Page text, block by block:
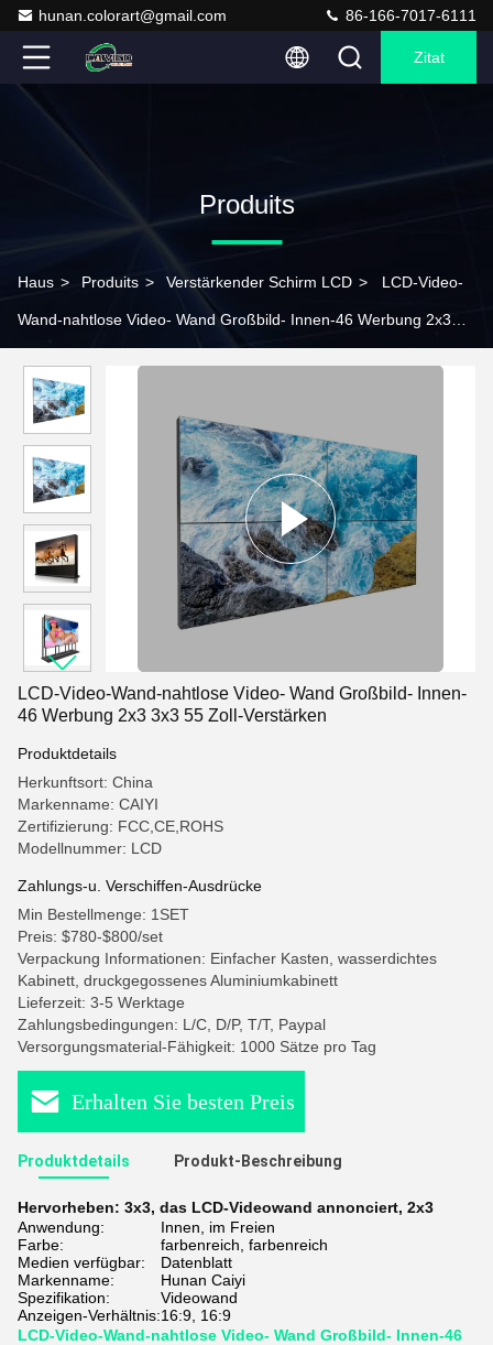
hunan.colorart@gmail.com 86-166-7017-6111
Zitat
Produits
Haus > Produits > Verstärkender Schirm LCD > LCD-Video-
Wand-nahtlose Video- Wand Großbild- Innen-46 Werbung 2x3
LCD-Video-Wand-nahtlose Video- Wand Großbild- Innen-
46 Werbung 2x3 3x3 55 Zoll-Verstärken
Produktdetails
Herkunftsort: China
Markenname: CAIYI
Zertifizierung: FCC,CE,ROHS
Modellnummer: LCD
Zahlungs-u. Verschiffen-Ausdrücke
Min Bestellmenge: 1SET
Preis: $780-$800/set
Verpackung Informationen: Einfacher Kasten, wasserdichtes
Kabinett, druckgegossenes Aluminiumkabinett
Lieferzeit: 3-5 Werktage
Zahlungsbedingungen: L/C, D/P, T/T, Paypal
Versorgungsmaterial-Fähigkeit: 1000 Sätze pro Tag
Erhalten Sie besten Preis
Produktdetails Produkt-Beschreibung
Hervorheben: 3x3, das LCD-Videowand annonciert, 2x3
Anwendung:
Innen, im Freien
Farbe:
farbenreich, farbenreich
Medien verfügbar:
Datenblatt
Markenname:
Hunan Caiyi
Spezifikation:
Videowand
Anzeigen-Verhältnis:16:9, 16:9
LCD-Video-Wand-nahtlose Video- Wand Großbild- Innen-46